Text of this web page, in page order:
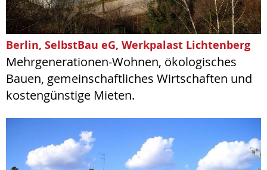
Berlin, SelbstBau eG, Werkpalast Lichtenberg
Mehrgenerationen-Wohnen, ökologisches
Bauen, gemeinschaftliches Wirtschaften und
kostengünstige Mieten.